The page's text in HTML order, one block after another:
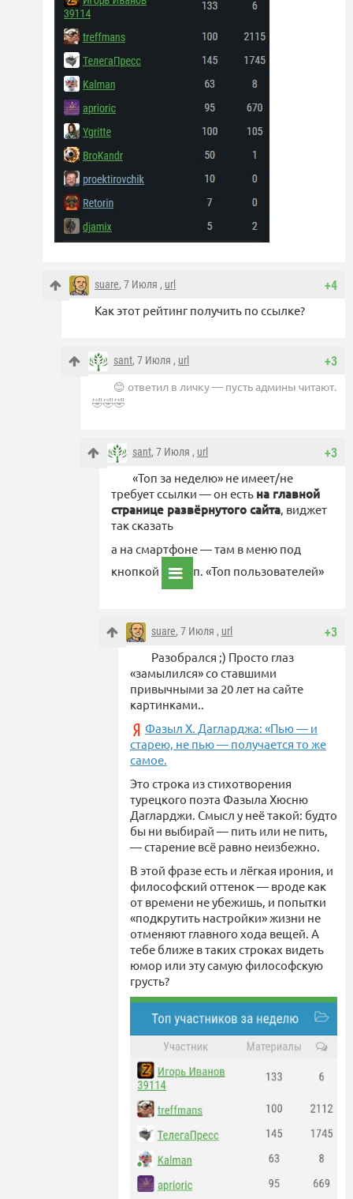
+4
suare, 7 Июля , url
Как этот рейтинг получить по ссылке?
+3
sant, 7 Июля , url
😊 ответил в личку — пусть админы читают.
🤣🤣🤣
+3
sant, 7 Июля , url
«Топ за неделю» не имеет/не
требует ссылки — он есть на главной
странице развёрнутого сайта , виджет
так сказать
а на смартфоне — там в меню под
кнопкой
п. «Топ пользователей»
+3
suare, 7 Июля , url
Разобрался ;) Просто глаз
«замылился» со ставшими
привычными за 20 лет на сайте
картинками..
Фазыл Х. Дагларджа: «Пью — и
старею, не пью — получается то же
самое.
Это строка из стихотворения
турецкого поэта Фазыла Хюсню
Дагларджи. Смысл у неё такой: будто
бы ни выбирай — пить или не пить,
— старение всё равно неизбежно.
В этой фразе есть и лёгкая ирония, и
философский оттенок — вроде как
от времени не убежишь, и попытки
«подкрутить настройки» жизни не
отменяют главного хода вещей. А
тебе ближе в таких строках видеть
юмор или эту самую философскую
грусть?